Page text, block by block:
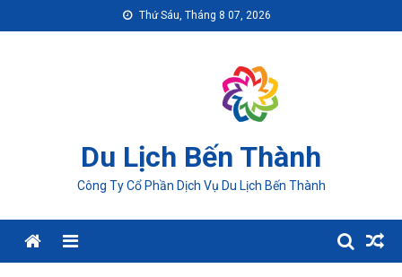
to
Thứ Sáu, Tháng 8 07, 2026
Du Lịch Bến Thành
Công Ty Cổ Phần Dịch Vụ Du Lịch Bến Thành
Menu